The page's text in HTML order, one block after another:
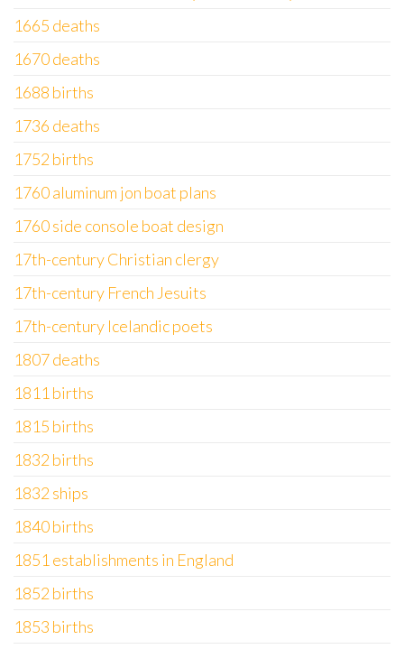
1665 deaths
1670 deaths
1688 births
1736 deaths
1752 births
1760 aluminum jon boat plans
1760 side console boat design
17th-century Christian clergy
17th-century French Jesuits
17th-century Icelandic poets
1807 deaths
1811 births
1815 births
1832 births
1832 ships
1840 births
1851 establishments in England
1852 births
1853 births